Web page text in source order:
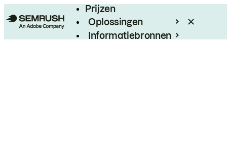
Prijzen
Oplossingen
Informatiebronnen